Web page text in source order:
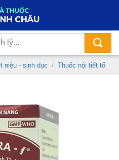
niệu - sinh dục / Thuốc nội tiết tố